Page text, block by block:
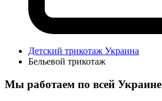
Детский трикотаж Украина
Бельевой трикотаж
Мы работаем по всей Украине